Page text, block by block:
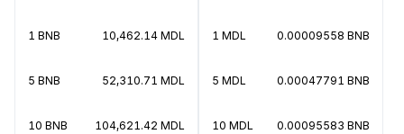
1 BNB 10,462.14 MDL
5 BNB 52,310.71 MDL
10 BNB 104,621.42 MDL
1 MDL 0.00009558 BNB
5 MDL 0.00047791 BNB
10 MDL 0.00095583 BNB